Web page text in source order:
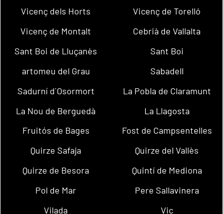
Vicenç dels Horts
Vicenç de Torelló
Vicenç de Montalt
Cebrià de Vallalta
Sant Boi de Lluçanès
Sant Boi
artomeu del Grau
Sabadell
Sadurní d´Osormort
La Pobla de Claramunt
La Nou de Berguedà
La Llagosta
Fruitós de Bages
Fost de Campsentelles
Quirze Safaja
Quirze del Vallès
Quirze de Besora
Quintí de Mediona
Pol de Mar
Pere Sallavinera
Vilada
Vic